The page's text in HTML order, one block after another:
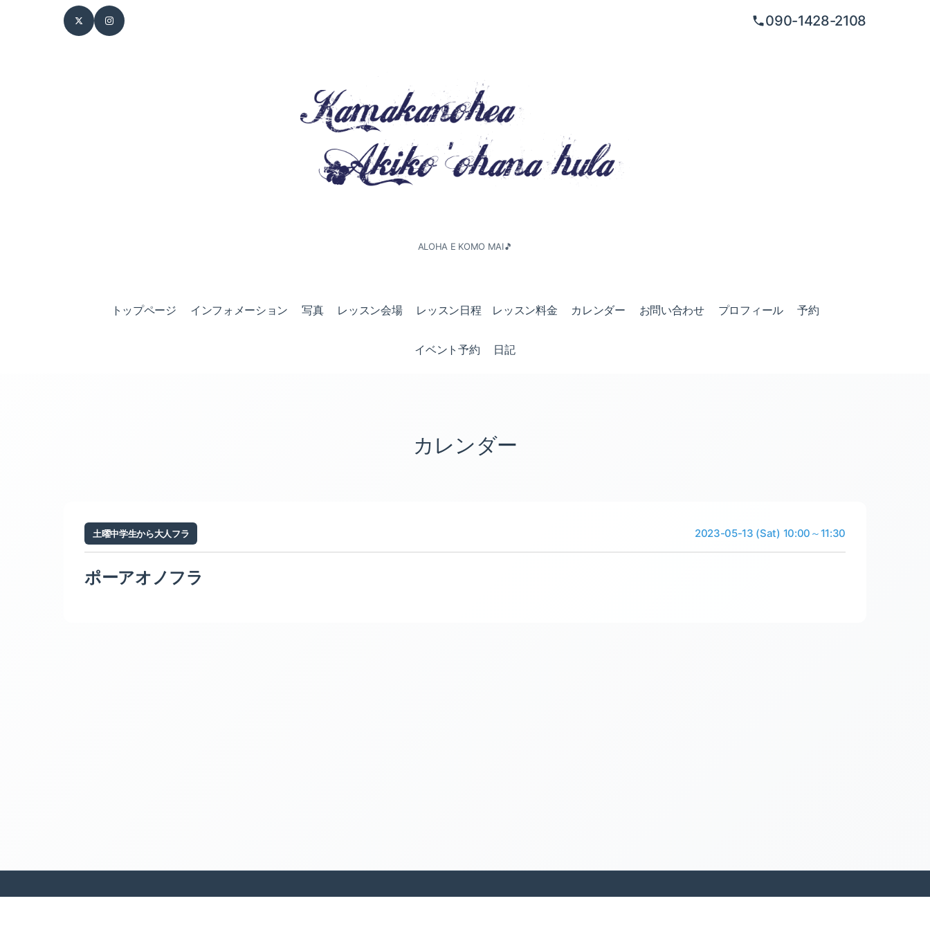
090-1428-2108
ALOHA E KOMO MAI🎵
トップページ インフォメーション 写真 レッスン会場 レッスン日程 レッスン料金 カレンダー お問い合わせ プロフィール 予約
イベント予約 日記
カレンダー
土曜中学生から大人フラ 2023-05-13 (Sat) 10:00～11:30
ポーアオノフラ